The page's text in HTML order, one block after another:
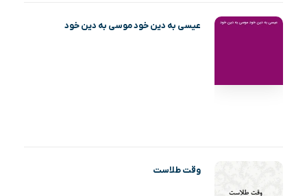
عیسی به دین خود موسی به دین خود
وقت طلاست